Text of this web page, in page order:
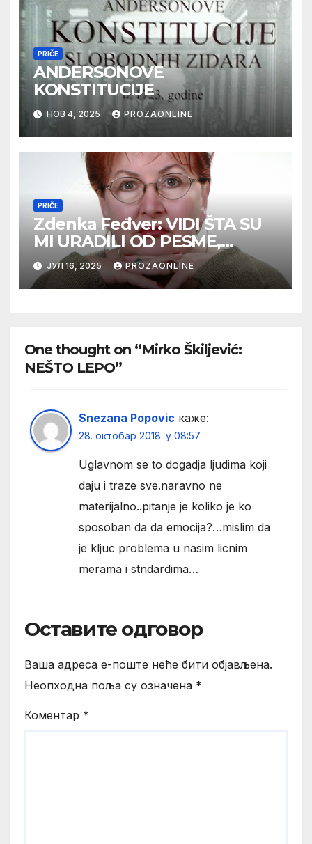
PRIČE
ANDERSONOVE
KONSTITUCIJE
НОВ 4, 2025 PROZAONLINE
PRIČE
Zdenka Feđver: VIDI ŠTA SU
MI URADILI OD PESME,
MAMA*
ЈУЛ 16, 2025 PROZAONLINE
One thought on “Mirko Škiljević:
NEŠTO LEPO”
Snezana Popovic каже:
28. октобар 2018. у 08:57
Uglavnom se to dogadja ljudima koji
daju i traze sve.naravno ne
materijalno..pitanje je koliko je ko
sposoban da da emocija?…mislim da
je kljuc problema u nasim licnim
merama i stndardima…
Оставите одговор
Ваша адреса е-поште неће бити објављена.
Неопходна поља су означена *
Коментар *